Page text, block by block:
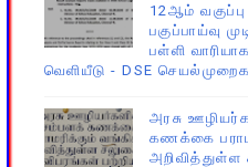
12ஆம்
பகுப்பாய்வு
பள்ளி
வெளியீடு - DSE
அரசு
கணக்கை